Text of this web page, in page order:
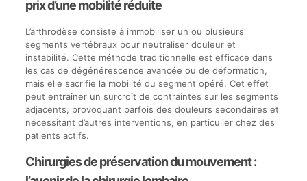
prix d’une mobilité réduite
L’arthrodèse consiste à immobiliser un ou plusieurs
segments vertébraux pour neutraliser douleur et
instabilité. Cette méthode traditionnelle est efficace dans
les cas de dégénérescence avancée ou de déformation,
mais elle sacrifie la mobilité du segment opéré. Cet effet
peut entraîner un surcroît de contraintes sur les segments
adjacents, provoquant parfois des douleurs secondaires et
nécessitant d’autres interventions, en particulier chez des
patients actifs.
Chirurgies de préservation du mouvement :